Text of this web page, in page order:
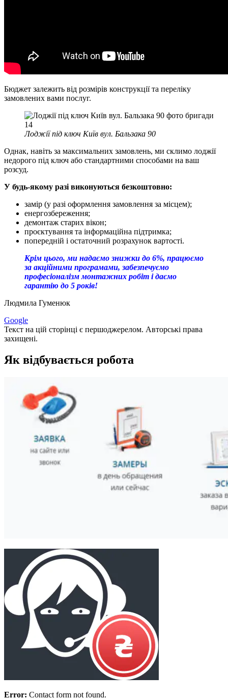
Бюджет залежить від розмірів конструкції та переліку
замовлених вами послуг.
Лоджії під ключ Київ вул. Бальзака 90
Однак, навіть за максимальних замовлень, ми склимо лоджії
недорого під ключ або стандартними способами на ваш
розсуд.
У будь-якому разі виконуються безкоштовно:
замір (у разі оформлення замовлення за місцем);
енергозбереження;
демонтаж старих вікон;
проєктування та інформаційна підтримка;
попередній і остаточний розрахунок вартості.
Крім цього, ми надаємо знижки до 6%, працюємо
за акційними програмами, забезпечуємо
професіоналізм монтажних робіт і даємо
гарантію до 5 років!
Людмила Гуменюк
Google
Текст на цій сторінці є першоджерелом. Авторські права
захищені.
Як відбувається робота
Error: Contact form not found.